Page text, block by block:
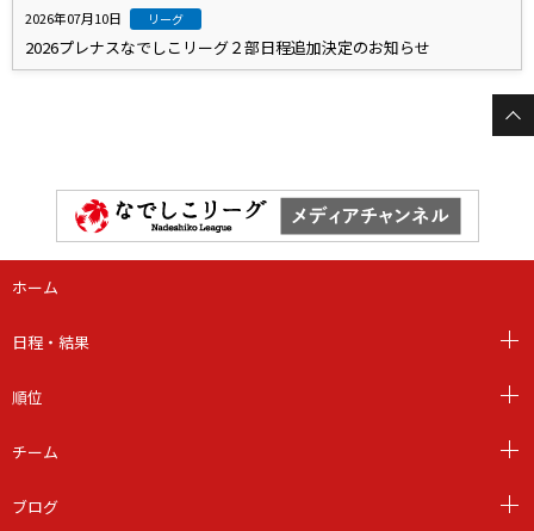
2026年07月10日 リーグ
2026プレナスなでしこリーグ２部日程追加決定のお知らせ
ホーム
日程・結果
順位
チーム
ブログ